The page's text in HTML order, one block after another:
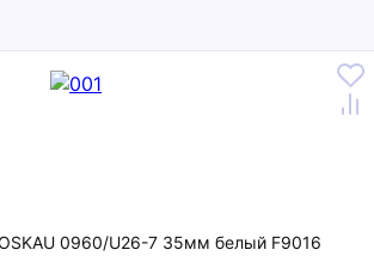
0960/U26-7 35мм белый F9016